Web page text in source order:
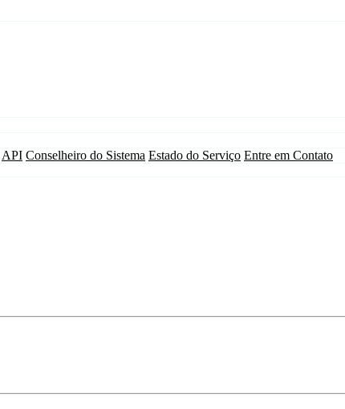
API Conselheiro do Sistema Estado do Serviço Entre em Contato